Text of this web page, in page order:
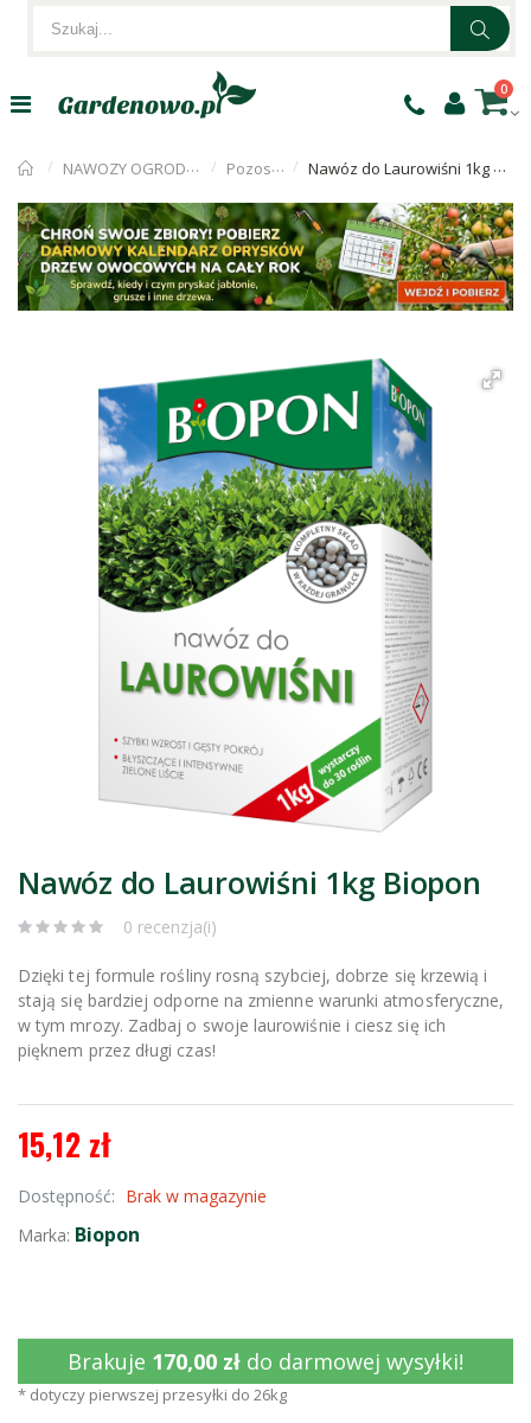
0
NAWOZY OGRODNICZE Pozostałe Nawóz do Laurowiśni 1kg Biopon
Nawóz do Laurowiśni 1kg Biopon
0 recenzja(i)
Dzięki tej formule rośliny rosną szybciej, dobrze się krzewią i
stają się bardziej odporne na zmienne warunki atmosferyczne,
w tym mrozy. Zadbaj o swoje laurowiśnie i ciesz się ich
pięknem przez długi czas!
15,12 zł
Dostępność: Brak w magazynie
Marka: Biopon
Brakuje 170,00 zł do darmowej wysyłki!
* dotyczy pierwszej przesyłki do 26kg